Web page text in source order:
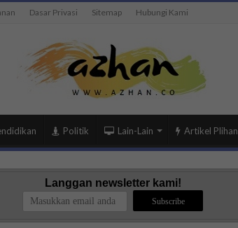
Dasar Privasi Sitemap Hubungi Kami
Politik Lain-Lain Artikel Plihan
Langgan newsletter kami!